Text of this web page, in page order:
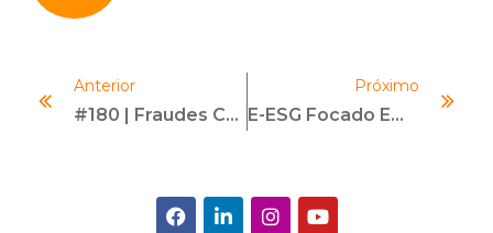
Anterior
#180 | Fraudes Corporativas: Riscos E Responsabilidade | Com Adriana Dantas
Próximo
E-ESG Focado Em Geração De Valor, Estratégia E Governança Corporativa